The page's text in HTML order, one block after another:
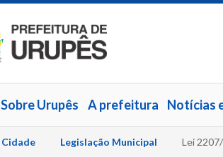
Sobre Urupês A prefeitura Notícias
Cidade Legislação Municipal Lei